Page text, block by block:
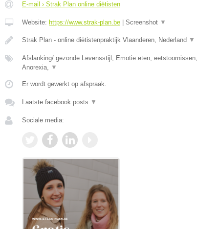
E-mail › Strak Plan online diëtisten
Website: https://www.strak-plan.be Screenshot ▼
Strak Plan - online diëtistenpraktijk Vlaanderen, Nederland ▼
Afslanking/ gezonde Levensstijl, Emotie eten, eetstoornissen,
Anorexia, ▼
Er wordt gewerkt op afspraak.
Laatste facebook posts ▼
Sociale media: